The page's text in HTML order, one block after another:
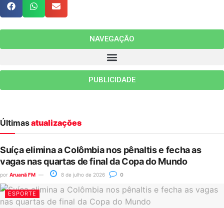
NAVEGAÇÃO
PUBLICIDADE
Últimasatualizações
Suíça elimina a Colômbia nos pênaltis e fecha as
vagas nas quartas de final da Copa do Mundo
por Aruanã FM 8 de julho de 2026 0
ESPORTE